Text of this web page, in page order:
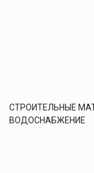
СТРОИТЕЛЬНЫЕ
ВОДОСНАБЖЕНИЕ